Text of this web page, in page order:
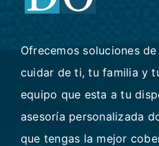
Ofrecemos soluciones
cuidar de ti, tu familia y
equipo que esta a tu
asesoría personalizada
que tengas la mejor